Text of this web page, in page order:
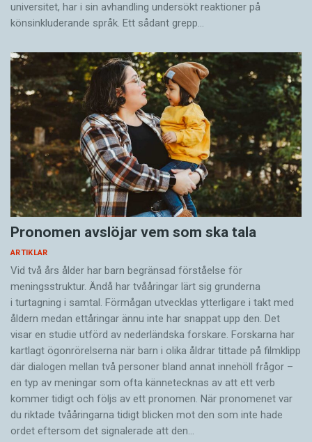
universitet, har i sin avhandling undersökt reaktioner på
könsinkluderande språk. Ett sådant grepp…
Pronomen avslöjar vem som ska tala
ARTIKLAR
Vid två års ålder har barn begränsad förståelse för
meningsstruktur. Ändå har tvååringar lärt sig grunderna
i turtagning i samtal. Förmågan utvecklas ytterligare i takt med
åldern medan ettåringar ännu inte har snappat upp den. Det
visar en studie utförd av nederländska forskare. Forskarna har
kartlagt ögonrörelserna när barn i olika åldrar tittade på filmklipp
där dialogen mellan två personer bland annat innehöll frågor –
en typ av meningar som ofta kännetecknas av att ett verb
kommer tidigt och följs av ett pronomen. När pronomenet var
du riktade tvååringarna tidigt blicken mot den som inte hade
ordet eftersom det ­signalerade att den…